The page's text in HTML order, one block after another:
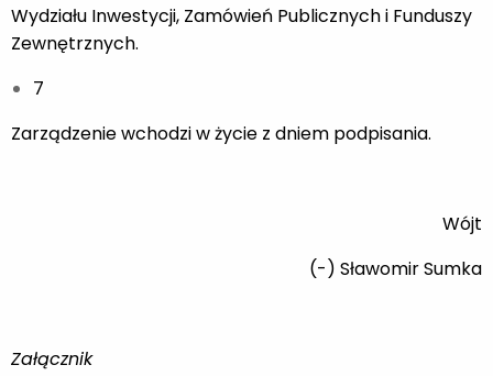
Wydziału Inwestycji, Zamówień Publicznych i Funduszy
Zewnętrznych.
7
Zarządzenie wchodzi w życie z dniem podpisania.
Wójt
(-) Sławomir Sumka
Załącznik